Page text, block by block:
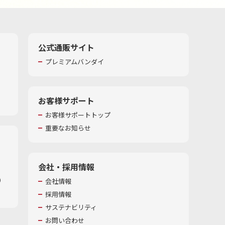
公式通販サイト
プレミアムバンダイ
お客様サポート
お客様サポートトップ
重要なお知らせ
会社・採用情報
会社情報
採用情報
サステナビリティ
お問い合わせ